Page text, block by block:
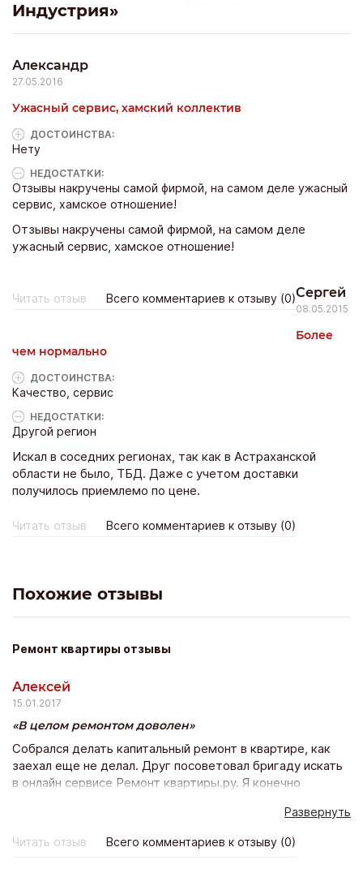
Индустрия»
Александр
27.05.2016
Ужасный сервис, хамский коллектив
ДОСТОИНCТВА:
Нету
НЕДОСТАТКИ:
Отзывы накручены самой фирмой, на самом деле ужасный
сервис, хамское отношение!
Отзывы накручены самой фирмой, на самом деле
ужасный сервис, хамское отношение!
Читать отзыв Всего комментариев к отзыву (0)Сергей
08.05.2015
Более
чем нормально
ДОСТОИНCТВА:
Качество, сервис
НЕДОСТАТКИ:
Другой регион
Искал в соседних регионах, так как в Астраханской
области не было, ТБД. Даже с учетом доставки
получилось приемлемо по цене.
Читать отзыв Всего комментариев к отзыву (0)
Похожие отзывы
Ремонт квартиры отзывы
Алексей
15.01.2017
В целом ремонтом доволен
Собрался делать капитальный ремонт в квартире, как
заехал еще не делал. Друг посоветовал бригаду искать
в онлайн сервисе Ремонт квартиры.ру. Я конечно
попробовать. Отправил заявку, указал объем работы,
примерную сумму какую готов заплатить. Потом
поступило несколько предложений от разных бригад.
Развернуть
Читать отзыв Всего комментариев к отзыву (0)